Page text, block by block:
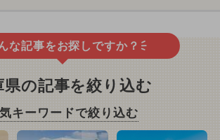
な記事をお探しですか？
県の記事を絞り込む
キーワードで絞り込む